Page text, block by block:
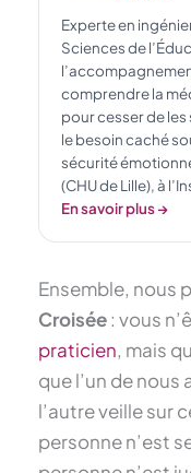
Experte en
Sciences de
comprendre la
pour cesser de
le besoin caché
sécurité
(CHU de Lille), à
En savoir plus →
Ensemble, nous
Croisée: vous
praticien, mais
que l’un de
l’autre veille sur
personne n’est